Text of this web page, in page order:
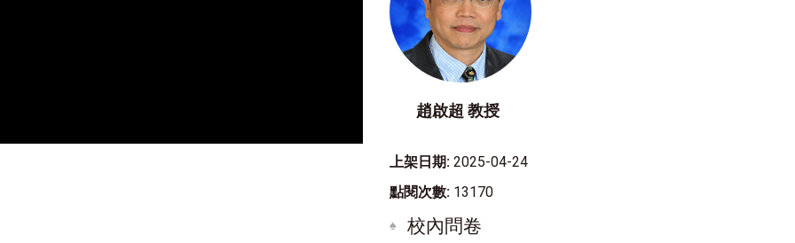
趙啟超 教授
上架日期: 2025-04-24
點閱次數: 13170
校內問卷